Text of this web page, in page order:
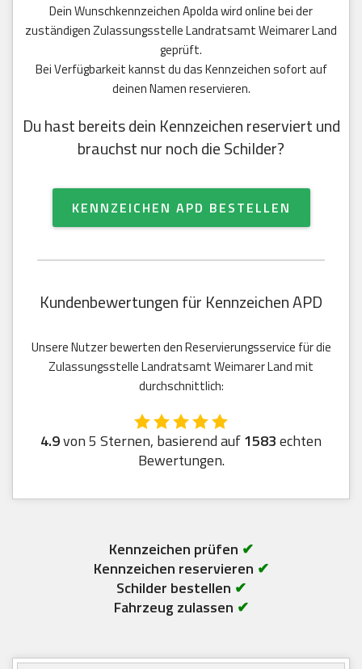
Dein Wunschkennzeichen Apolda wird online bei der
zuständigen Zulassungsstelle Landratsamt Weimarer Land
geprüft.
Bei Verfügbarkeit kannst du das Kennzeichen sofort auf
deinen Namen reservieren.
Du hast bereits dein Kennzeichen reserviert und
brauchst nur noch die Schilder?
KENNZEICHEN APD BESTELLEN
Kundenbewertungen für Kennzeichen APD
Unsere Nutzer bewerten den Reservierungsservice für die
Zulassungsstelle Landratsamt Weimarer Land mit
durchschnittlich:
4.9von 5 Sternen, basierend auf1583echten
Bewertungen.
Kennzeichen prüfen ✔
Kennzeichen reservieren ✔
Schilder bestellen ✔
Fahrzeug zulassen ✔